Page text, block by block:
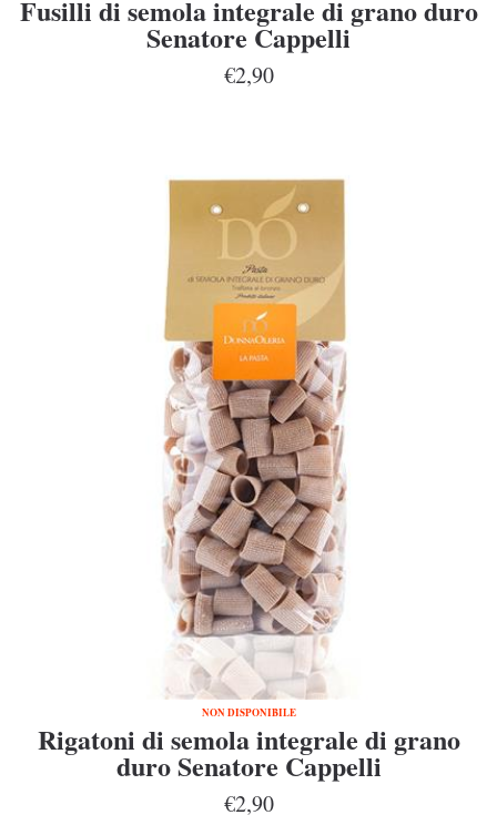
Fusilli di semola integrale di grano duro
Senatore Cappelli
€2,90
NON DISPONIBILE
Rigatoni di semola integrale di grano
duro Senatore Cappelli
€2,90